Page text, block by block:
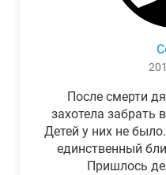
После смерти
захотела забрать
Детей у них не
единственный
Пришлось